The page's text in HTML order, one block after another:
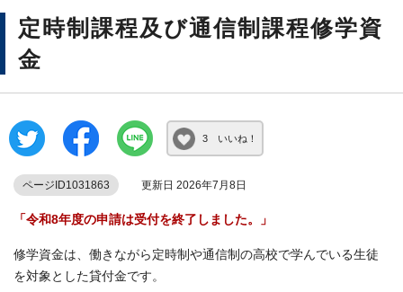
定時制課程及び通信制課程修学資
金
3 いいね！
ページID1031863 更新日 2026年7月8日
「令和8年度の申請は受付を終了しました。」
修学資金は、働きながら定時制や通信制の高校で学んでいる生徒
を対象とした貸付金です。